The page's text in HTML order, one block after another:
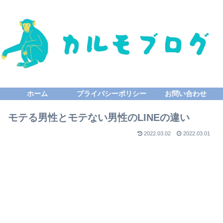
ホーム プライバシーポリシー お問い合わせ
モテる男性とモテない男性のLINEの違い
2022.03.02 2022.03.01